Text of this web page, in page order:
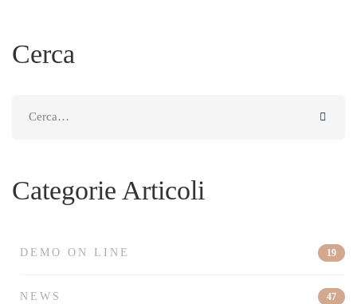
Cerca
Categorie Articoli
DEMO ON LINE 19
NEWS 47